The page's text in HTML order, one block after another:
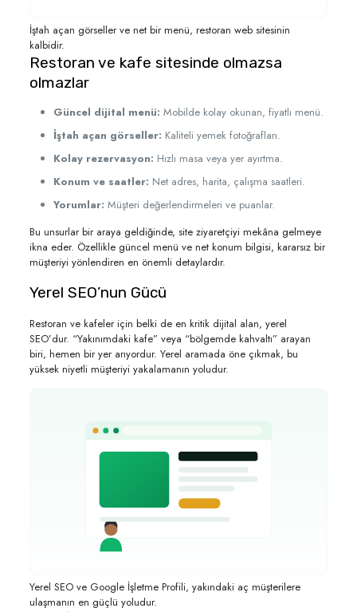
İştah açan görseller ve net bir menü, restoran web sitesinin
kalbidir.
Restoran ve kafe sitesinde olmazsa
olmazlar
Güncel dijital menü: Mobilde kolay okunan, fiyatlı menü.
İştah açan görseller: Kaliteli yemek fotoğrafları.
Kolay rezervasyon: Hızlı masa veya yer ayırtma.
Konum ve saatler: Net adres, harita, çalışma saatleri.
Yorumlar: Müşteri değerlendirmeleri ve puanlar.
Bu unsurlar bir araya geldiğinde, site ziyaretçiyi mekâna gelmeye
ikna eder. Özellikle güncel menü ve net konum bilgisi, kararsız bir
müşteriyi yönlendiren en önemli detaylardır.
Yerel SEO’nun Gücü
Restoran ve kafeler için belki de en kritik dijital alan, yerel
SEO’dur. “Yakınımdaki kafe” veya “bölgemde kahvaltı” arayan
biri, hemen bir yer arıyordur. Yerel aramada öne çıkmak, bu
yüksek niyetli müşteriyi yakalamanın yoludur.
Yerel SEO ve Google İşletme Profili, yakındaki aç müşterilere
ulaşmanın en güçlü yoludur.